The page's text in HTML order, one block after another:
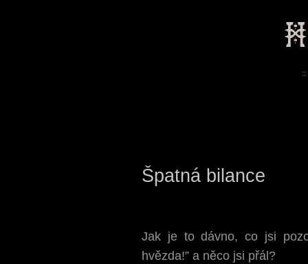
::
Špatná bilance
Jak je to dávno, co jsi
hvězda!” a něco jsi přál?